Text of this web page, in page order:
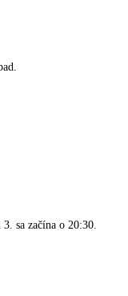
sa začína o 20:30.